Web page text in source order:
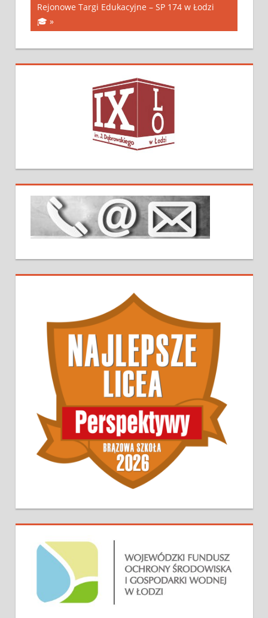
Rejonowe Targi Edukacyjne – SP 174 w Łodzi
🎓